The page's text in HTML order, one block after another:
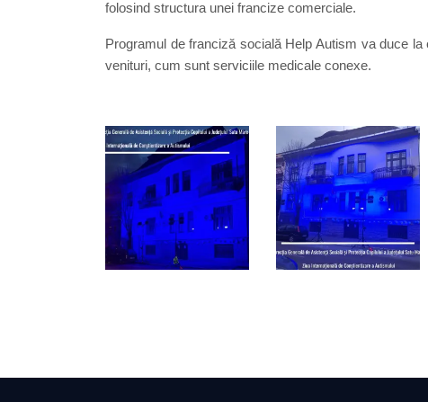
folosind structura unei francize comerciale.
Programul de franciză socială Help Autism va duce
venituri, cum sunt serviciile medicale conexe.